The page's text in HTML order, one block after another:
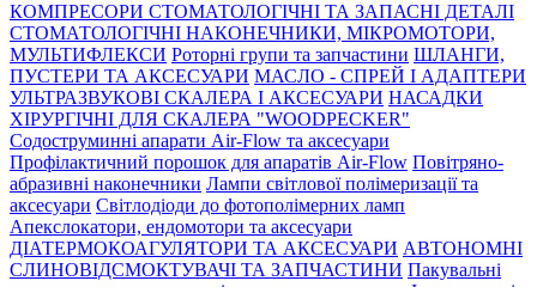
КОМПРЕСОРИ СТОМАТОЛОГІЧНІ ТА ЗАПАСНІ ДЕТАЛІ
СТОМАТОЛОГІЧНІ НАКОНЕЧНИКИ, МІКРОМОТОРИ,
МУЛЬТИФЛЕКСИ Роторні групи та запчастини ШЛАНГИ,
ПУСТЕРИ ТА АКСЕСУАРИ МАСЛО - СПРЕЙ І АДАПТЕРИ
УЛЬТРАЗВУКОВІ СКАЛЕРА І АКСЕСУАРИ НАСАДКИ
ХІРУРГІЧНІ ДЛЯ СКАЛЕРА "WOODPECKER"
Содоструминні апарати Air-Flow та аксесуари
Профілактичний порошок для апаратів Air-Flow Повітряно-
абразивні наконечники Лампи світлової полімеризації та
аксесуари Світлодіоди до фотополімерних ламп
Апекслокатори, ендомотори та аксесуари
ДІАТЕРМОКОАГУЛЯТОРИ ТА АКСЕСУАРИ АВТОНОМНІ
СЛИНОВІДСМОКТУВАЧІ ТА ЗАПЧАСТИНИ Пакувальні